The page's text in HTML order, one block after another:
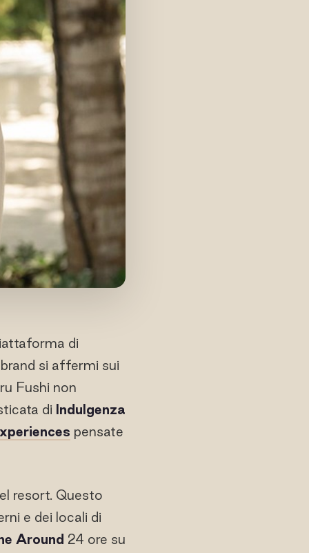
di
si affermi sui
Fushi non
di Indulgenza
pensate
resort. Questo
e dei locali di
Around 24 ore su